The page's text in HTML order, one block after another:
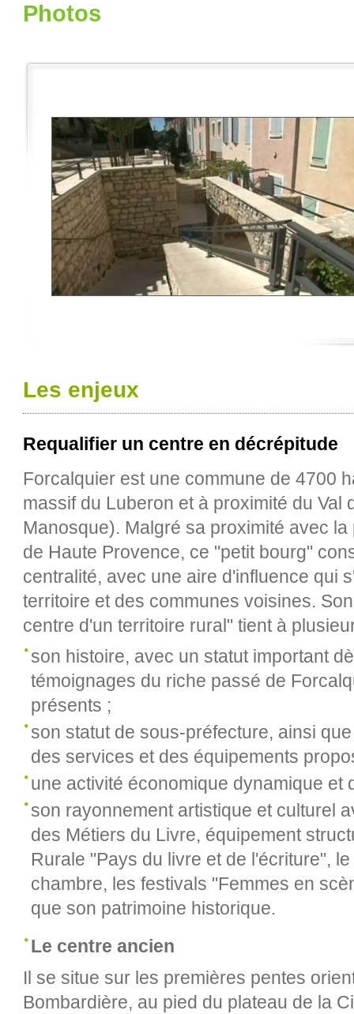
Photos
Les enjeux
Requalifier un centre en décrépitude
Forcalquier est une commune de 4700
massif du Luberon et à proximité du Val
Manosque). Malgré sa proximité avec
de Haute Provence, ce "petit bourg"
centralité, avec une aire d'influence qui
territoire et des communes voisines.
centre d'un territoire rural" tient à
son histoire, avec un statut important
témoignages du riche passé de
présents ;
son statut de sous-préfecture, ainsi
des services et des équipements
une activité économique dynamique et
son rayonnement artistique et culturel
des Métiers du Livre, équipement
Rurale "Pays du livre et de l'écriture",
chambre, les festivals "Femmes en
que son patrimoine historique.
Le centre ancien
Il se situe sur les premières pentes
Bombardière, au pied du plateau de la